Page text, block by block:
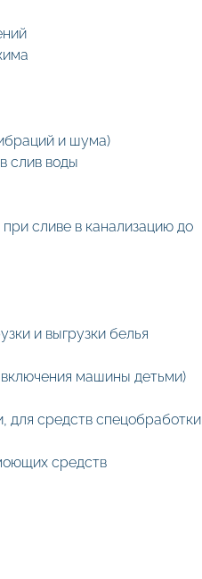
и шума)
слив воды
сливе в канализацию до
и выгрузки белья
включения машины детьми)
для средств спецобработки
средств